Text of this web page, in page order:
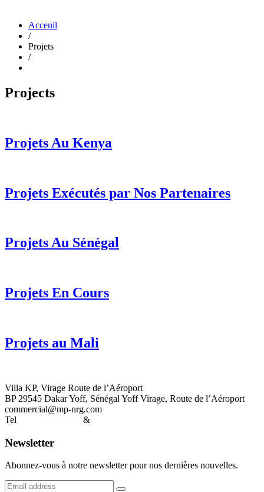
Acceuil
/
Projets
/
Projects
Projets Au Kenya
Projets Exécutés par Nos Partenaires
Projets Au Sénégal
Projets En Cours
Projets au Mali
Villa KP, Virage Route de l’Aéroport
BP 29545 Dakar Yoff, Sénégal Yoff Virage, Route de l’Aéroport
commercial@mp-nrg.com
Tel
&
Newsletter
Abonnez-vous à notre newsletter pour nos dernières nouvelles.